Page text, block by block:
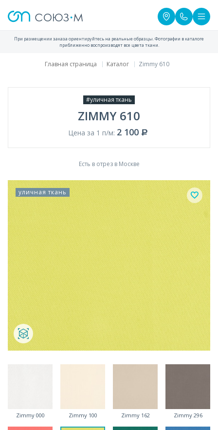
При размещении заказа ориентируйтесь на реальные образцы. Фотографии в каталоге
приближенно воспроизводят все цвета ткани.
Главная страница Каталог Zimmy 610
#уличная ткань
ZIMMY 610
Цена за 1 п/м: 2 100
Есть в отрез в Москве
уличная ткань
Zimmy 000 Zimmy 100 Zimmy 162 Zimmy 296